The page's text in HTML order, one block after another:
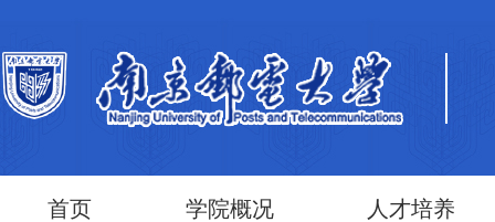
首页 学院概况 人才培养